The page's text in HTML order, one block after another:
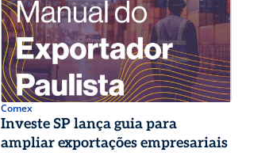
Comex
Investe SP lança guia para
ampliar exportações empresariais